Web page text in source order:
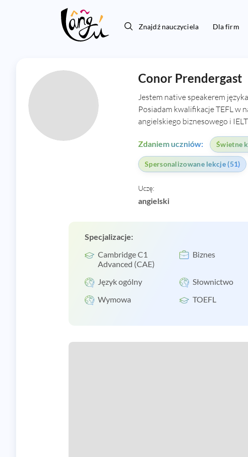
Znajdź nauczyciela Dla firm
Conor Prendergast
Jestem native speakerem
Posiadam kwalifikacje TEFL w
angielskiego biznesowego i
Zdaniem uczniów: Świetne
Spersonalizowane lekcje (51)
Uczę:
angielski
Specjalizacje:
Cambridge C1
Advanced (CAE)
Biznes
Język ogólny
Słownictwo
Wymowa
TOEFL